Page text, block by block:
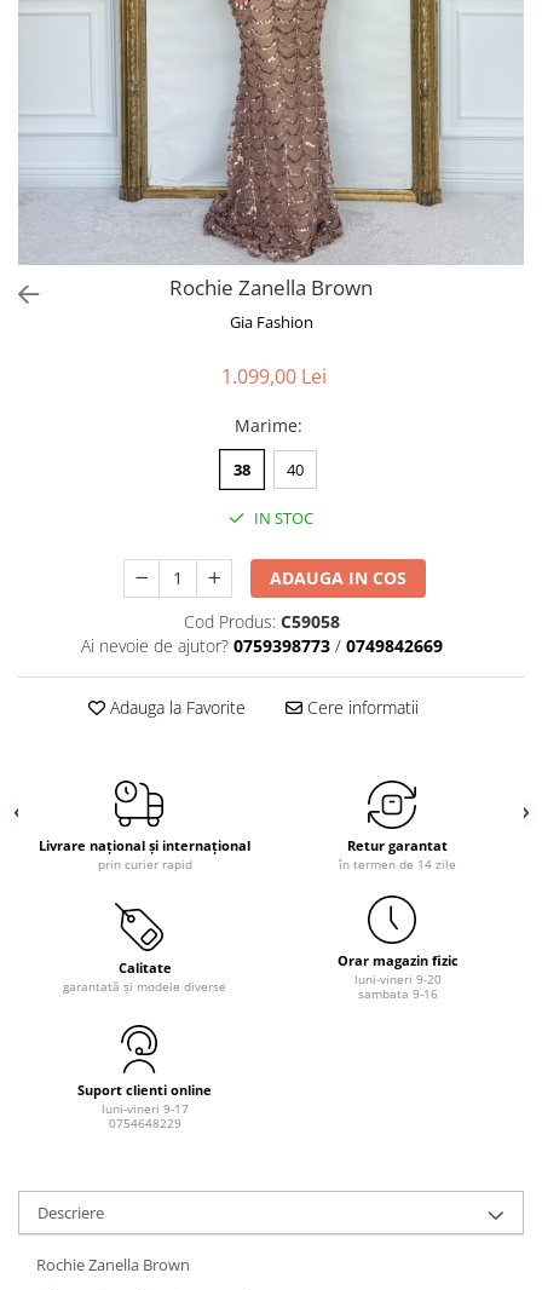
Blanuri
Paltoane
Traditional
Rochie Zanella Brown
Gia Fashion
1.099,00 Lei
Marime:
38 40
IN STOC
ADAUGA IN COS
Cod Produs: C59058
Ai nevoie de ajutor? 0759398773 / 0749842669
Adauga la Favorite Cere informatii
Livrare național și internațional
prin curier rapid
Retur garantat
în termen de 14 zile
Calitate
garantată și modele diverse
Orar magazin fizic
luni-vineri 9-20
sambata 9-16
Suport clienti online
luni-vineri 9-17
0754648229
Descriere
Rochie Zanella Brown